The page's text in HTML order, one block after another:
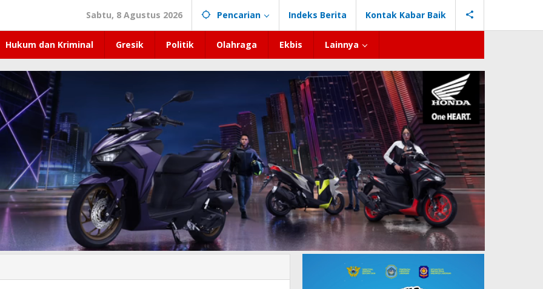
Sabtu, 8 Agustus 2026 Pencarian Indeks Berita Kontak Kabar Baik
Hukum dan Kriminal Gresik Politik Olahraga Ekbis Lainnya